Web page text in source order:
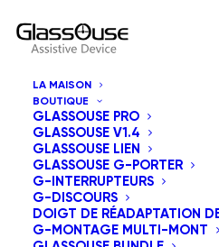
LA MAISON
BOUTIQUE
GLASSOUSE PRO
GLASSOUSE V1.4
GLASSOUSE LIEN
GLASSOUSE G-PORTER
G-INTERRUPTEURS
G-DISCOURS
DOIGT DE RÉADAPTATION
G-MONTAGE MULTI-MONT
MON COMPTE
Mot de passe perdu ? Veuillez saisir
adresse e-mail. Vous recevrez un
nouveau mot de passe.